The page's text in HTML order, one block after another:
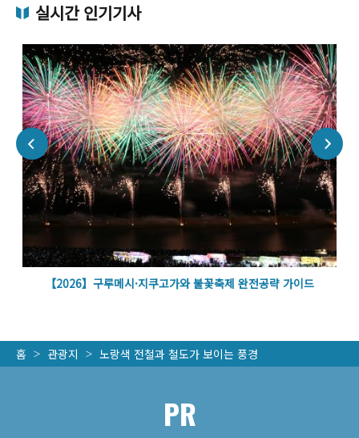
실시간 인기기사
【2026】구루메시·지쿠고가와 불꽃축제 완전공략 가이드
홈 관광지 노랑색 전철과 철도가 보이는 풍경
PR